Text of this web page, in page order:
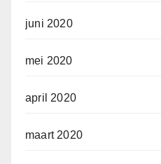
juni 2020
mei 2020
april 2020
maart 2020